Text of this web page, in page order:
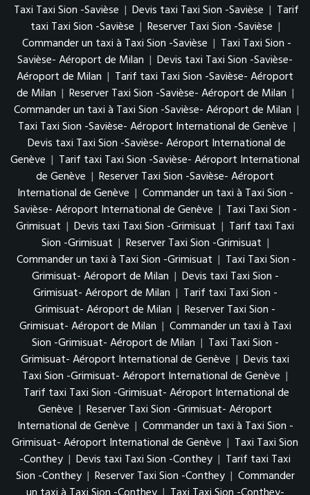
Taxi Taxi Sion -Savièse | Devis taxi Taxi Sion -Savièse | Tarif
taxi Taxi Sion -Savièse | Reserver Taxi Sion -Savièse |
Commander un taxi à Taxi Sion -Savièse | Taxi Taxi Sion -
Savièse- Aéroport de Milan | Devis taxi Taxi Sion -Savièse-
Aéroport de Milan | Tarif taxi Taxi Sion -Savièse- Aéroport
de Milan | Reserver Taxi Sion -Savièse- Aéroport de Milan |
Commander un taxi à Taxi Sion -Savièse- Aéroport de Milan |
Taxi Taxi Sion -Savièse- Aéroport International de Genève |
Devis taxi Taxi Sion -Savièse- Aéroport International de
Genève | Tarif taxi Taxi Sion -Savièse- Aéroport International
de Genève | Reserver Taxi Sion -Savièse- Aéroport
International de Genève | Commander un taxi à Taxi Sion -
Savièse- Aéroport International de Genève | Taxi Taxi Sion -
Grimisuat | Devis taxi Taxi Sion -Grimisuat | Tarif taxi Taxi
Sion -Grimisuat | Reserver Taxi Sion -Grimisuat |
Commander un taxi à Taxi Sion -Grimisuat | Taxi Taxi Sion -
Grimisuat- Aéroport de Milan | Devis taxi Taxi Sion -
Grimisuat- Aéroport de Milan | Tarif taxi Taxi Sion -
Grimisuat- Aéroport de Milan | Reserver Taxi Sion -
Grimisuat- Aéroport de Milan | Commander un taxi à Taxi
Sion -Grimisuat- Aéroport de Milan | Taxi Taxi Sion -
Grimisuat- Aéroport International de Genève | Devis taxi
Taxi Sion -Grimisuat- Aéroport International de Genève |
Tarif taxi Taxi Sion -Grimisuat- Aéroport International de
Genève | Reserver Taxi Sion -Grimisuat- Aéroport
International de Genève | Commander un taxi à Taxi Sion -
Grimisuat- Aéroport International de Genève | Taxi Taxi Sion
-Conthey | Devis taxi Taxi Sion -Conthey | Tarif taxi Taxi
Sion -Conthey | Reserver Taxi Sion -Conthey | Commander